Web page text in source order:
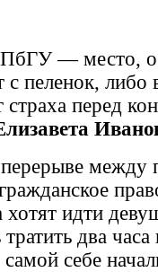
— место,
с пеленок, либо
перед
между
идти
два часа
себе